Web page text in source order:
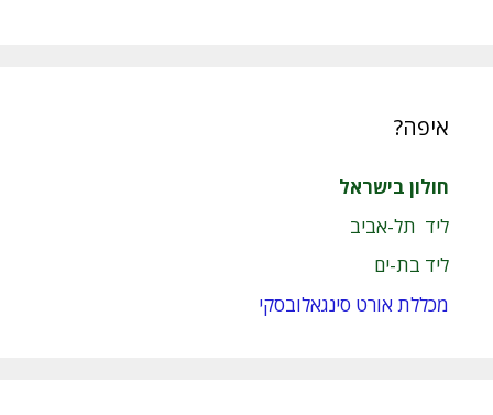
איפה?
חולון בישראל
ליד תל-אביב
ליד בת-ים
מכללת אורט סינגאלובסקי